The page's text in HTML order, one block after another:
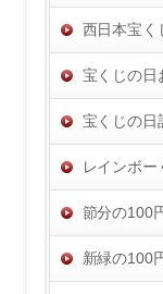
西日本宝く
宝くじの日
宝くじの日
レインボー
節分の100
新緑の100